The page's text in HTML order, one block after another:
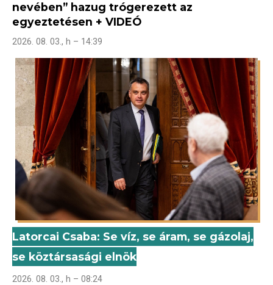
nevében” hazug trógerezett az
egyeztetésen + VIDEÓ
2026. 08. 03., h – 14:39
Latorcai Csaba: Se víz, se áram, se gázolaj,
se köztársasági elnök
2026. 08. 03., h – 08:24